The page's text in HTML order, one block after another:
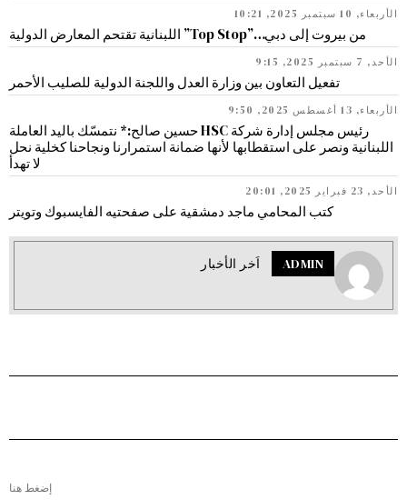
الأربعاء, 10 سبتمبر 2025, 10:21
من بيروت إلى دبي…”Top Stop” اللبنانية تقتحم المعارض الدولية
الأحد, 7 سبتمبر 2025, 9:15
تفعيل التعاون بين وزارة العدل واللجنة الدولية للصليب الأحمر
الأربعاء, 13 أغسطس 2025, 9:50
رئيس مجلس إدارة شركة HSC حسين صالح:* نتمسّك باليد العاملة
اللبنانية ونصر على استقطابها لأنها ضمانة استمرارنا ونجاحنا كخلية نحل
لا تهدأ
الأحد, 23 فبراير 2025, 20:01
كتب المحامي ماجد دمشقية على صفحتيه الفايسبوك وتويتر
ADMIN اَخر الأخبار
إضغط هنا